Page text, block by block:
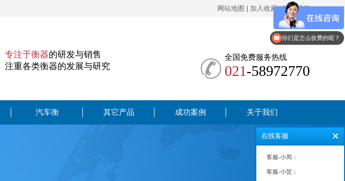
网站地图 加入收藏|联系我们
专注于衡器的研发与销售
注重各类衡器的发展与研究
全国免费服务热线
021-58972770
汽车衡 其它产品 成功案例 关于我们
在线客服
客服-小周：
客服-小贺：
你们是怎么收费的呢？
现在有优惠活动么？